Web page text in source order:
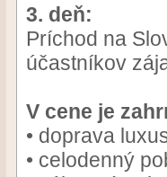
3. deň:
Príchod na
účastníkov
V cene je
• doprava
• celodenný